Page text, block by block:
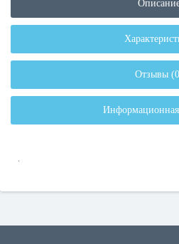
Отзывы
Информационная
.